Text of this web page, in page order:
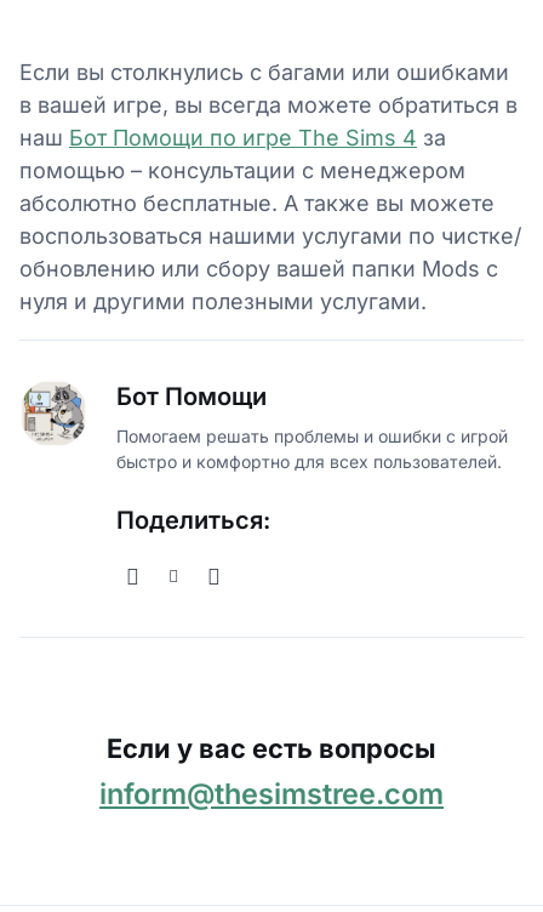
Если вы столкнулись с багами или ошибками
в вашей игре, вы всегда можете обратиться в
наш Бот Помощи по игре The Sims 4 за
помощью – консультации с менеджером
абсолютно бесплатные. А также вы можете
воспользоваться нашими услугами по чистке/
обновлению или сбору вашей папки Mods с
нуля и другими полезными услугами.
Бот Помощи
Помогаем решать проблемы и ошибки с игрой
быстро и комфортно для всех пользователей.
Поделиться:
Если у вас есть вопросы
inform@thesimstree.com